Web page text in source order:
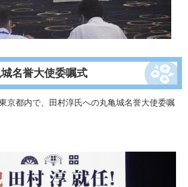
名誉大使委嘱式
京都内で、田村淳氏への丸亀城名誉大使委嘱